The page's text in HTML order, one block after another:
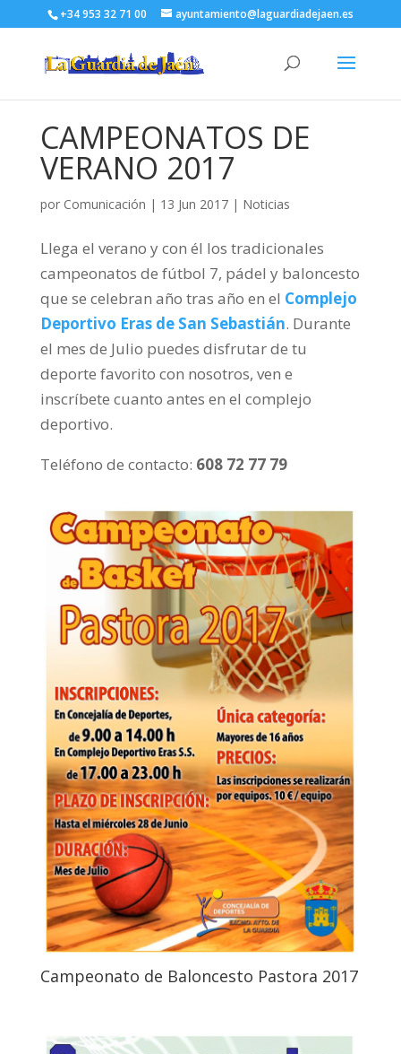
+34 953 32 71 00 ayuntamiento@laguardiadejaen.es
CAMPEONATOS DE
VERANO 2017
por Comunicación | 13 Jun 2017| Noticias
Llega el verano y con él los tradicionales
campeonatos de fútbol 7, pádel y baloncesto
que se celebran año tras año en el Complejo
Deportivo Eras de San Sebastián. Durante
el mes de Julio puedes disfrutar de tu
deporte favorito con nosotros, ven e
inscríbete cuanto antes en el complejo
deportivo.
Teléfono de contacto: 608 72 77 79
Campeonato de Baloncesto Pastora 2017